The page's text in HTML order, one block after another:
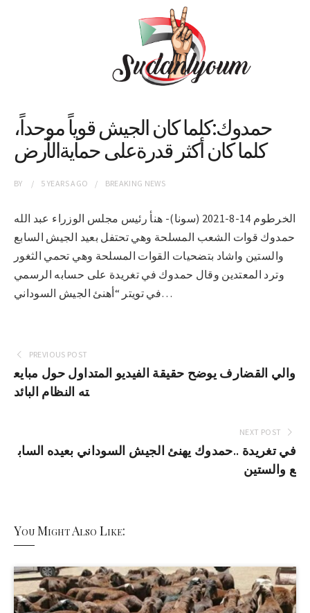
حمدوك:كلما كان الجيش قوياً موحداً،
كلما كان أكثر قدرةعلى حمايةالأرض
BY 5 YEARSAGO BREAKING NEWS
الخرطوم 14-8-2021 (سونا)- هنأ رئيس مجلس الوزراء عبد الله
حمدوك قوات الشعب المسلحة وهي تحتفل بعيد الجيش السابع
والستين واشاد بتضحيات القوات المسلحة وهي تحمي الثغور
وترد المعتدين وقال حمدوك في تغريدة على حسابه الرسمي
في تويتر “أهنئ الجيش السوداني…
PREVIOUS POST
والي القضارف يوضح حقيقة الفيديو المتداول حول مبايع
ته النظام البائد
NEXT POST
في تغريدة ..حمدوك يهنئ الجيش السوداني بعيده الساب
ع والستين
You Might Also Like: